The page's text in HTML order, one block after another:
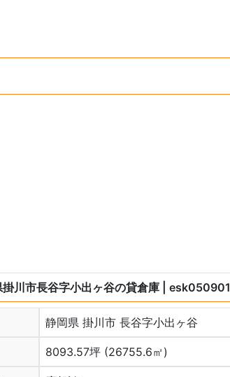
川市長谷字小出ヶ谷の貸倉庫| esk050901
静岡県 掛川市 長谷字小出ヶ谷
8093.57坪 (26755.6㎡)